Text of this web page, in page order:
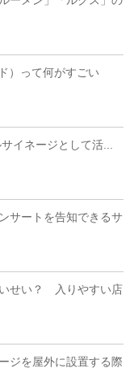
）って何がすごい
イネージとして活...
サートを告知できるサ
せい？ 入りやすい店
ジを屋外に設置する際